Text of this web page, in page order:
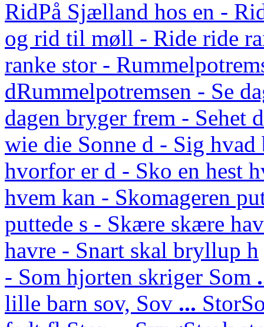
RidPå Sjælland hos en -
og rid til møll - Ride ride
ranke stor -
dRummelpotremsen - Se
dagen bryger frem - Sehet
wie die Sonne d - Sig hvad
hvorfor er d - Sko en hest
hvem kan - Skomageren
puttede s - Skære skære
havre - Snart skal bryllup h
- Som hjorten skriger Som
lille barn sov, Sov ... Stor